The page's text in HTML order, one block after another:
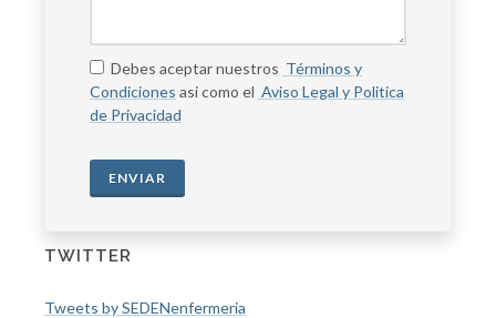
Debes aceptar nuestros Términos y
Condiciones asi como el Aviso Legal y Politica
de Privacidad
ENVIAR
TWITTER
Tweets by SEDENenfermeria